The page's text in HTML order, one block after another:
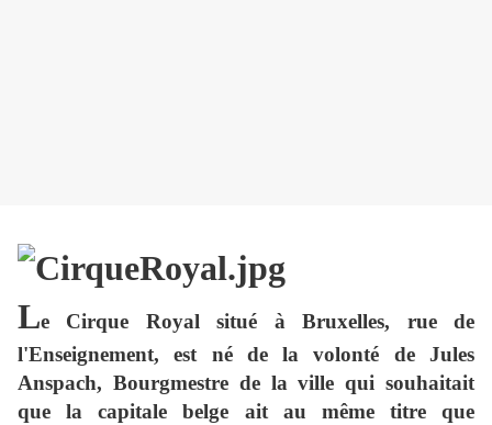
Le Cirque Royal situé à Bruxelles, rue de
l'Enseignement, est né de la volonté de Jules
Anspach, Bourgmestre de la ville qui souhaitait
que la capitale belge ait au même titre que